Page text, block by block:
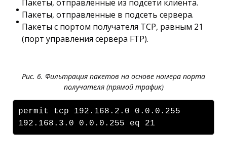
Пакеты, отправленные из подсети клиента.
Пакеты, отправленные в подсеть сервера.
Пакеты с портом получателя ТСР, равным 21
(порт управления сервера FTP).
Рис. 6. Фильтрация пакетов на основе номера порта
получателя (прямой трафик)
permit tcp 192.168.2.0 0.0.0.255
192.168.3.0 0.0.0.255 eq 21